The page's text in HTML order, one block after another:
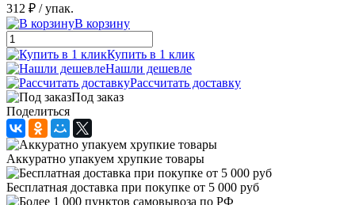
312 ₽ / упак.
В корзину
Купить в 1 клик
Нашли дешевле
Рассчитать доставку
Под заказ
Поделиться
Аккуратно упакуем хрупкие товары
Бесплатная доставка при покупке от 5 000 руб